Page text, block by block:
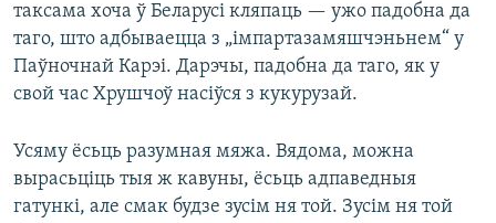
таксама хоча ў Беларусі кляпаць — ужо падобна да
таго, што адбываецца з „імпартазамяшчэньнем“ у
Паўночнай Карэі. Дарэчы, падобна да таго, як у
свой час Хрушчоў насіўся з кукурузай.
Усяму ёсьць разумная мяжа. Вядома, можна
вырасьціць тыя ж кавуны, ёсьць адпаведныя
гатункі, але смак будзе зусім ня той. Зусім ня той